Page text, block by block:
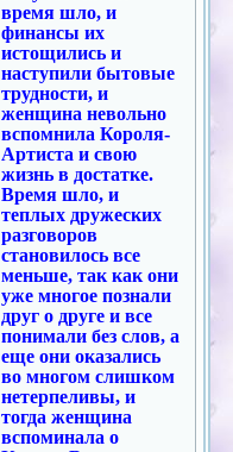
время шло, и
финансы их
истощились и
наступили бытовые
трудности, и
женщина невольно
вспомнила Короля-
Артиста и свою
жизнь в достатке.
Время шло, и
теплых дружеских
разговоров
становилось все
меньше, так как они
уже многое познали
друг о друге и все
понимали без слов, а
еще они оказались
во многом слишком
нетерпеливы, и
тогда женщина
вспоминала о